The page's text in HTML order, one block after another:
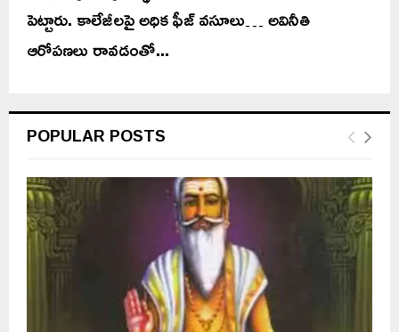
పెట్టారు. కాలేజీలపై అధిక ఫీజ్‌ వసూలు… అవినీతి
ఆరోపణలు రావడంతో...
POPULAR POSTS